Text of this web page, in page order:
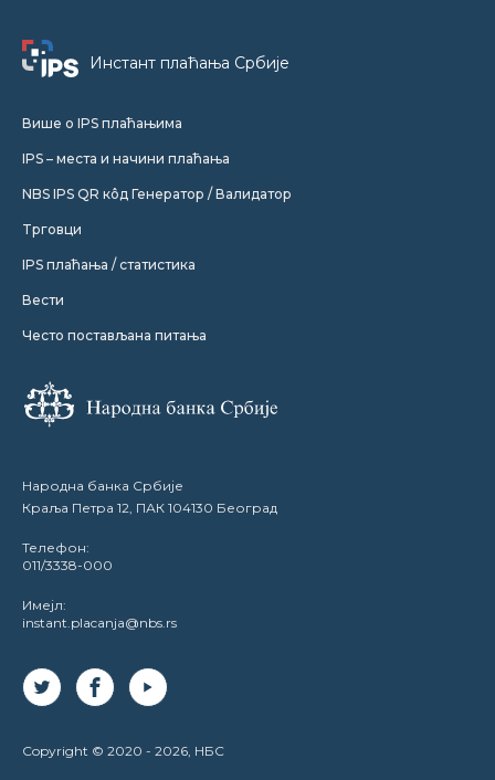
Инстант плаћања Србије
Више о IPS плаћањима
IPS – места и начини плаћања
NBS IPS QR кôд Генератор / Валидатор
Tрговци
IPS плаћања / статистика
Вести
Често постављана питања
Народна банка Србије
Краља Петра 12, ПАК 104130 Београд
Телефон:
011/3338-000
Имејл:
instant.placanja@nbs.rs
Copyright © 2020 - 2026 , НБС